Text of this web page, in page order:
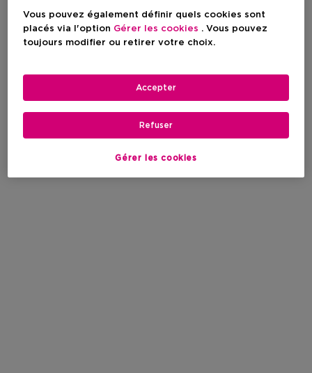
Vous pouvez également définir quels cookies sont
placés via l'option Gérer les cookies . Vous pouvez
toujours modifier ou retirer votre choix.
Gérer les cookies
Refuser
Accepter